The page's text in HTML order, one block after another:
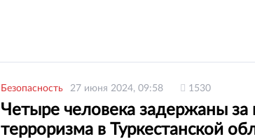
Безопасность 27 июня 2024, 09:58 1530
Четыре человека задержаны за
терроризма в Туркестанской